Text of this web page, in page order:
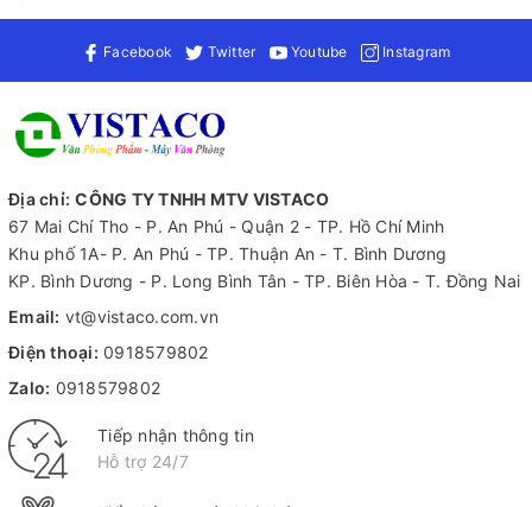
Facebook Twitter Youtube Instagram
Địa chỉ: CÔNG TY TNHH MTV VISTACO
67 Mai Chí Tho - P. An Phú - Quận 2 - TP. Hồ Chí Minh
Khu phố 1A- P. An Phú - TP. Thuận An - T. Bình Dương
KP. Bình Dương - P. Long Bình Tân - TP. Biên Hòa - T. Đồng Nai
Email: vt@vistaco.com.vn
Điện thoại: 0918579802
Zalo: 0918579802
Tiếp nhận thông tin
Hỗ trợ 24/7